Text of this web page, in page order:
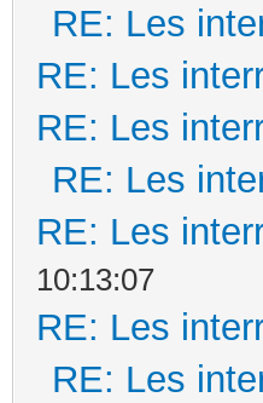
RE: Les
RE: Les
RE: Les
RE: Les
RE: Les
10:13:07
RE: Les
RE: Les